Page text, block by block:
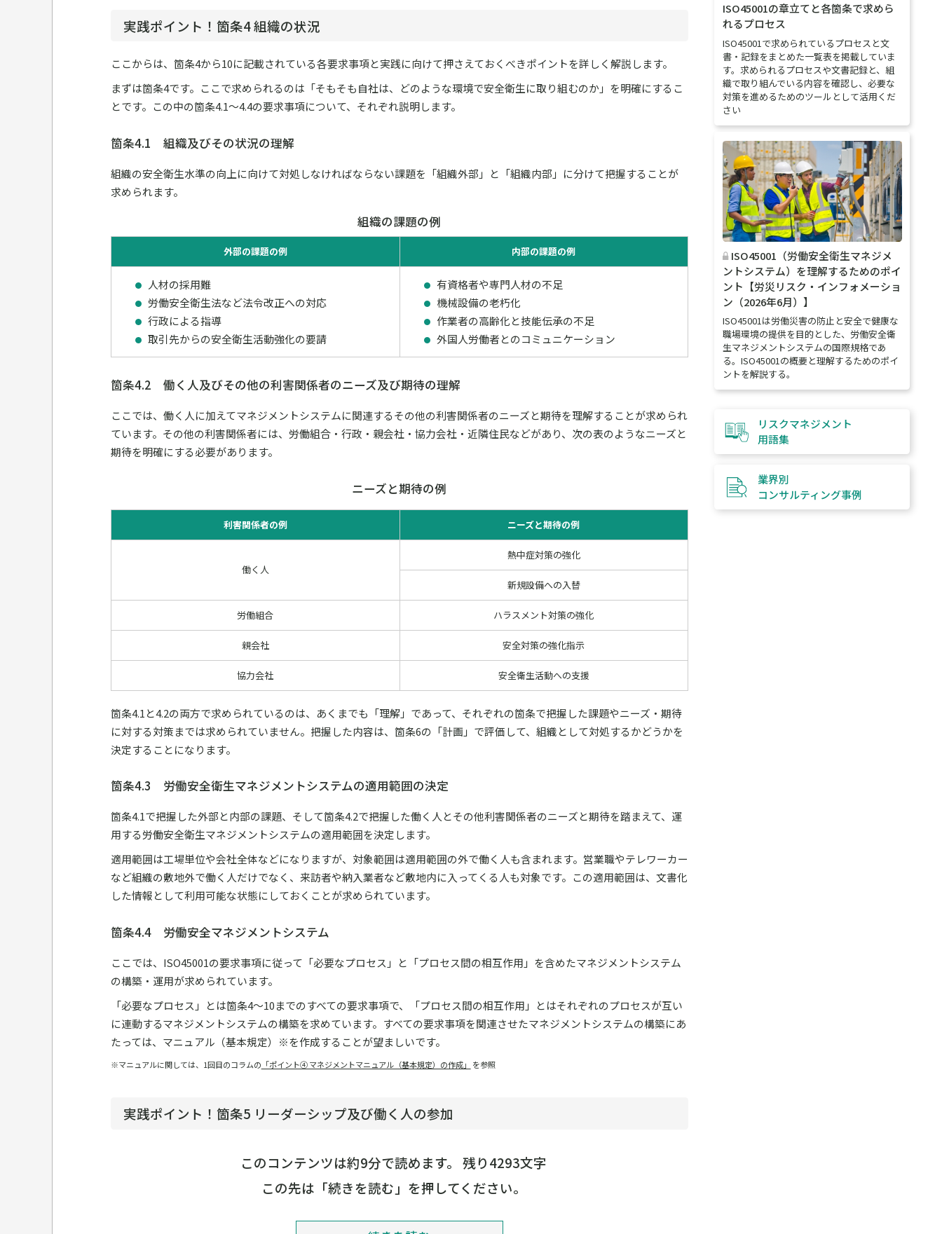
実践ポイント！箇条4 組織の状況
ここからは、箇条4から10に記載されている各要求事項と実践に向けて押さえておくべきポイントを詳しく解説します。
まずは箇条4です。ここで求められるのは「そもそも自社は、どのような環境で安全衛生に取り組むのか」を明確にするこ
とです。この中の箇条4.1～4.4の要求事項について、それぞれ説明します。
箇条4.1 組織及びその状況の理解
組織の安全衛生水準の向上に向けて対処しなければならない課題を「組織外部」と「組織内部」に分けて把握することが
求められます。
組織の課題の例
外部の課題の例 内部の課題の例
人材の採用難
労働安全衛生法など法令改正への対応
行政による指導
取引先からの安全衛生活動強化の要請
有資格者や専門人材の不足
機械設備の老朽化
作業者の高齢化と技能伝承の不足
外国人労働者とのコミュニケーション
箇条4.2 働く人及びその他の利害関係者のニーズ及び期待の理解
ここでは、働く人に加えてマネジメントシステムに関連するその他の利害関係者のニーズと期待を理解することが求められ
ています。その他の利害関係者には、労働組合・行政・親会社・協力会社・近隣住民などがあり、次の表のようなニーズと
期待を明確にする必要があります。
ニーズと期待の例
利害関係者の例 ニーズと期待の例
働く人
熱中症対策の強化
新規設備への入替
労働組合 ハラスメント対策の強化
親会社 安全対策の強化指示
協力会社 安全衛生活動への支援
箇条4.1と4.2の両方で求められているのは、あくまでも「理解」であって、それぞれの箇条で把握した課題やニーズ・期待
に対する対策までは求められていません。把握した内容は、箇条6の「計画」で評価して、組織として対処するかどうかを
決定することになります。
箇条4.3 労働安全衛生マネジメントシステムの適用範囲の決定
箇条4.1で把握した外部と内部の課題、そして箇条4.2で把握した働く人とその他利害関係者のニーズと期待を踏まえて、運
用する労働安全衛生マネジメントシステムの適用範囲を決定します。
適用範囲は工場単位や会社全体などになりますが、対象範囲は適用範囲の外で働く人も含まれます。営業職やテレワーカー
など組織の敷地外で働く人だけでなく、来訪者や納入業者など敷地内に入ってくる人も対象です。この適用範囲は、文書化
した情報として利用可能な状態にしておくことが求められています。
箇条4.4 労働安全マネジメントシステム
ここでは、ISO45001の要求事項に従って「必要なプロセス」と「プロセス間の相互作用」を含めたマネジメントシステム
の構築・運用が求められています。
「必要なプロセス」とは箇条4～10までのすべての要求事項で、「プロセス間の相互作用」とはそれぞれのプロセスが互い
に連動するマネジメントシステムの構築を求めています。すべての要求事項を関連させたマネジメントシステムの構築にあ
たっては、マニュアル（基本規定）※を作成することが望ましいです。
※マニュアルに関しては、1回目のコラムの 「ポイント④ マネジメントマニュアル（基本規定）の作成」 を参照
実践ポイント！箇条5 リーダーシップ及び働く人の参加
このコンテンツは約9分で読めます。 残り4293文字
この先は「続きを読む」を押してください。
ISO45001の章立てと各箇条で求めら
れるプロセス
ISO45001で求められているプロセスと文
書・記録をまとめた一覧表を掲載していま
す。求められるプロセスや文書記録と、組
織で取り組んでいる内容を確認し、必要な
対策を進めるためのツールとして活用くだ
さい
ISO45001（労働安全衛生マネジメ
ントシステム）を理解するためのポイ
ント【労災リスク・インフォメーショ
ン（2026年6月）】
ISO45001は労働災害の防止と安全で健康な
職場環境の提供を目的とした、労働安全衛
生マネジメントシステムの国際規格であ
る。ISO45001の概要と理解するためのポイ
ントを解説する。
リスクマネジメント
用語集
業界別
コンサルティング事例